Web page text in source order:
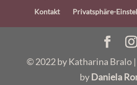
Kontakt
Privatsphäre-
© 2022 by Katharina Bralo
byDaniela